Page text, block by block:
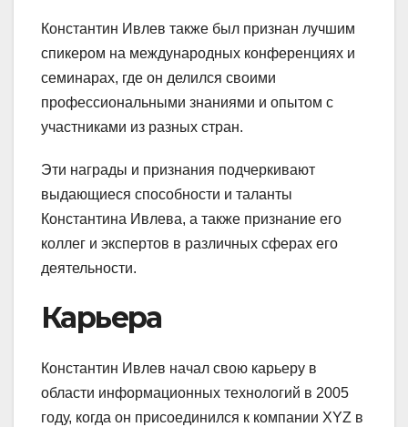
Константин Ивлев также был признан лучшим
спикером на международных конференциях и
семинарах, где он делился своими
профессиональными знаниями и опытом с
участниками из разных стран.
Эти награды и признания подчеркивают
выдающиеся способности и таланты
Константина Ивлева, а также признание его
коллег и экспертов в различных сферах его
деятельности.
Карьера
Константин Ивлев начал свою карьеру в
области информационных технологий в 2005
году, когда он присоединился к компании XYZ в